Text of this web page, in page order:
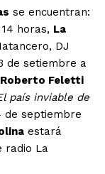
se encuentran:
horas, La
DJ
de setiembre a
Roberto Feletti
país inviable de
de septiembre
estará
radio La